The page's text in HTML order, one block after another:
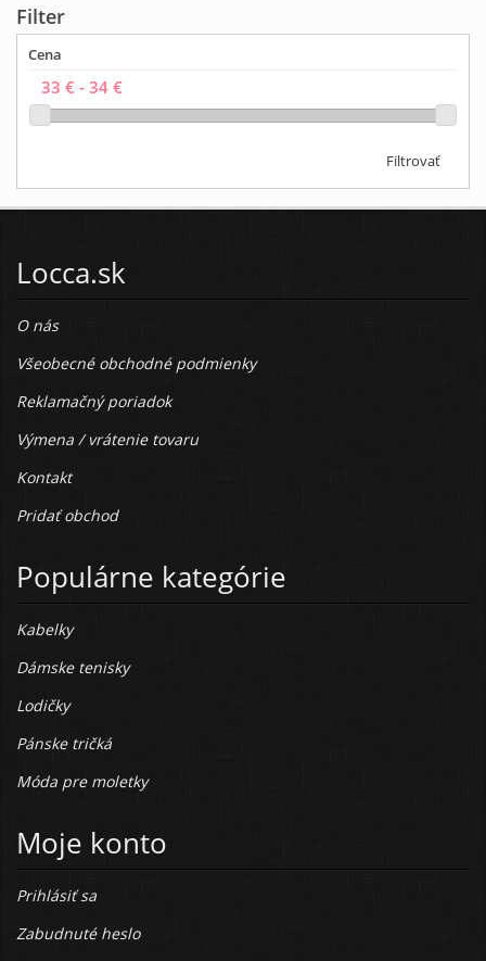
Filter
Cena
Filtrovať
Locca.sk
O nás
Všeobecné obchodné podmienky
Reklamačný poriadok
Výmena / vrátenie tovaru
Kontakt
Pridať obchod
Populárne kategórie
Kabelky
Dámske tenisky
Lodičky
Pánske tričká
Móda pre moletky
Moje konto
Prihlásiť sa
Zabudnuté heslo